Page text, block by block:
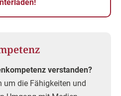
verstanden?
um die Fähigkeiten und